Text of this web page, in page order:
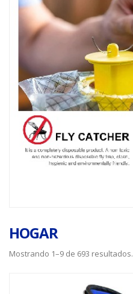
HOGAR
Mostrando 1–9 de 693 resultados.